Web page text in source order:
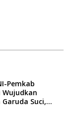
Pemkab
Wujudkan
Suci,